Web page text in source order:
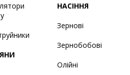
НАСІННЯ
Зернові
Зернобобові
Олійні